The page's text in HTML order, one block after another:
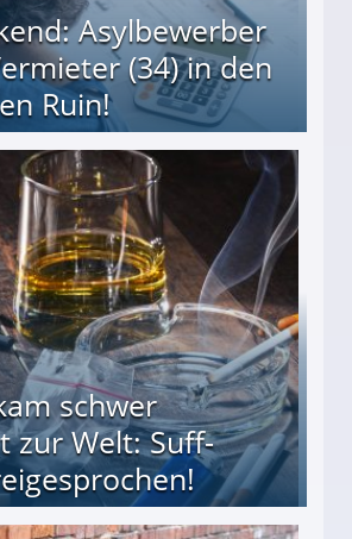
Asylbewerber
(34) in den
Ruin!
Ruin!
schwer
zur Welt: Suff-